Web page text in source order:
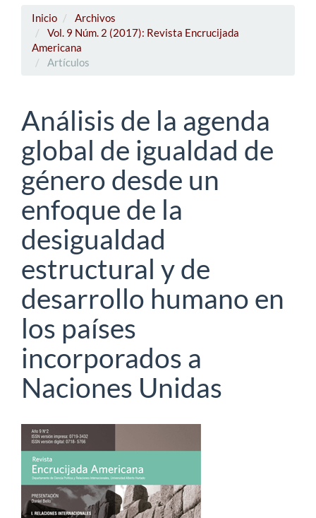
Inicio
Archivos
Vol. 9 Núm. 2 (2017): Revista Encrucijada
Americana
Artículos
Análisis de la agenda
global de igualdad de
género desde un
enfoque de la
desigualdad
estructural y de
desarrollo humano en
los países
incorporados a
Naciones Unidas
Barra
lateral
del
artículo